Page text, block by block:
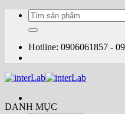
dung
Tìm
kiếm:
Hotline: 0906061857 -
DANH MỤC